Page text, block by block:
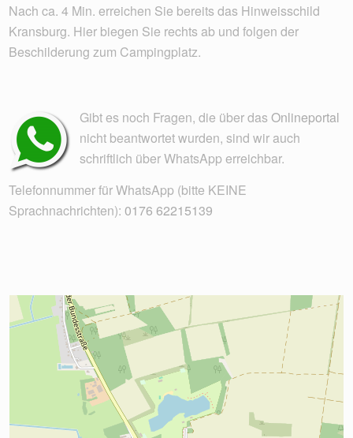
Nach ca. 4 Min. erreichen Sie bereits das Hinweisschild
Kransburg. Hier biegen Sie rechts ab und folgen der
Beschilderung zum Campingplatz.
Gibt es noch Fragen, die über dasOnlineportal
nicht beantwortet wurden, sind wir auch
schriftlich über WhatsApp erreichbar.
Telefonnummer für WhatsApp (bitte KEINE
Sprachnachrichten): 0176 62215139